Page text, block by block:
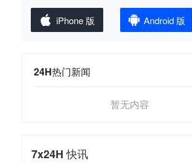
iPhone 版 Android 版
24H热门新闻
暂无内容
7x24H快讯